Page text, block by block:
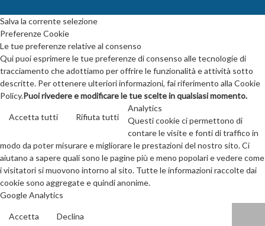
Salva la corrente selezione
Preferenze Cookie
Le tue preferenze relative al consenso
Qui puoi esprimere le tue preferenze di consenso alle tecnologie di
tracciamento che adottiamo per offrire le funzionalità e attività sotto
descritte. Per ottenere ulteriori informazioni, fai riferimento alla Cookie
Policy.Puoi rivedere e modificare le tue scelte in qualsiasi momento.
Accetta tutti Rifiuta tutti
Analytics
Questi cookie ci permettono di
contare le visite e fonti di traffico in
modo da poter misurare e migliorare le prestazioni del nostro sito. Ci
aiutano a sapere quali sono le pagine più e meno popolari e vedere come
i visitatori si muovono intorno al sito. Tutte le informazioni raccolte dai
cookie sono aggregate e quindi anonime.
Google Analytics
Accetta Declina